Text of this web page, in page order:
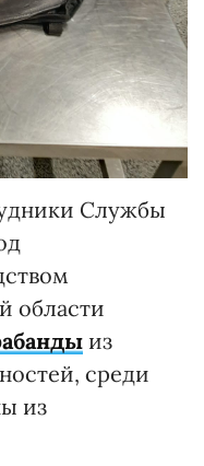
Службы
области
из
среди
из